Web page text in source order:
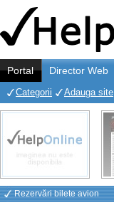
Portal Director Web
Categorii Adauga site
Rezervări bilete avion